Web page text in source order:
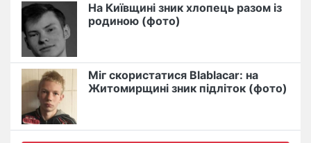
На Київщині зник хлопець разом із
родиною (фото)
Міг скористатися Blablacar: на
Житомирщині зник підліток (фото)